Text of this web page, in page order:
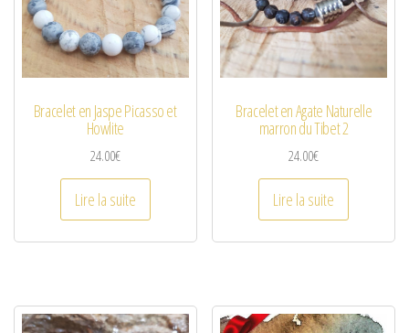
Bracelet en Jaspe Picasso et
Howlite
24.00€
Lire la suite
Bracelet en Agate Naturelle
marron du Tibet 2
24.00€
Lire la suite